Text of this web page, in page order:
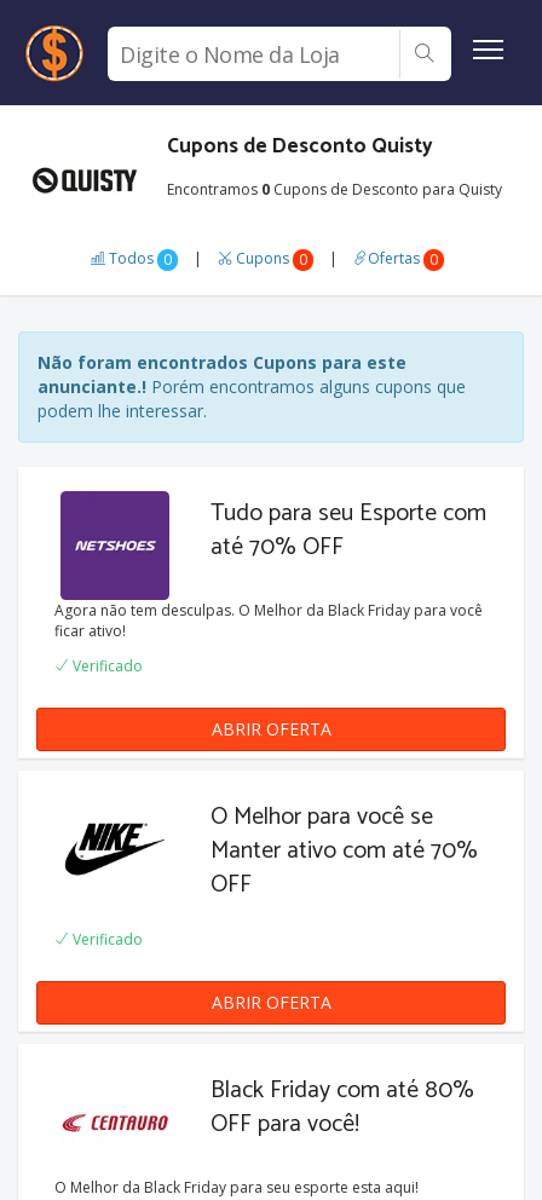
Cupons de Desconto Quisty
Encontramos 0Cupons de Desconto para Quisty
Todos 0 | Cupons 0 | Ofertas 0
Não foram encontrados Cupons para este
anunciante.! Porém encontramos alguns cupons que
podem lhe interessar.
Tudo para seu Esporte com
até 70% OFF
Agora não tem desculpas. O Melhor da Black Friday para você
ficar ativo!
Verificado
ABRIR OFERTA
O Melhor para você se
Manter ativo com até 70%
OFF
Verificado
ABRIR OFERTA
Black Friday com até 80%
OFF para você!
O Melhor da Black Friday para seu esporte esta aqui!